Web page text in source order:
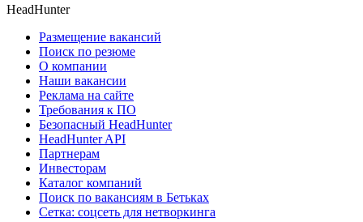
HeadHunter
Размещение вакансий
Поиск по резюме
О компании
Наши вакансии
Реклама на сайте
Требования к ПО
Безопасный HeadHunter
HeadHunter API
Партнерам
Инвесторам
Каталог компаний
Поиск по вакансиям в Бетьках
Сетка: соцсеть для нетворкинга